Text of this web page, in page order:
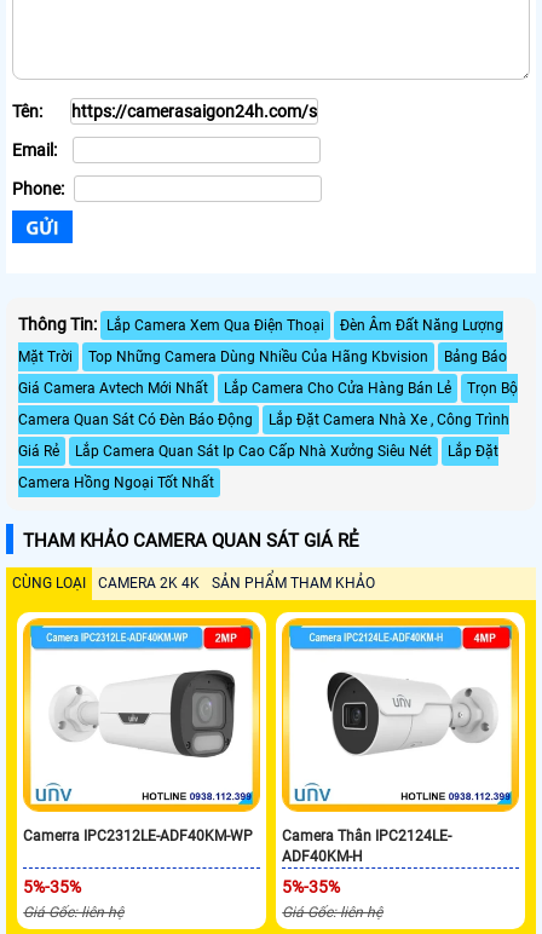
Tên:
Email:
Phone:
Thông Tin: Lắp Camera Xem Qua Điện Thoại
Đèn Âm Đất Năng Lượng
Mặt Trời
Top Những Camera Dùng Nhiều Của Hãng Kbvision
Bảng Báo
Giá Camera Avtech Mới Nhất
Lắp Camera Cho Cửa Hàng Bán Lẻ
Trọn Bộ
Camera Quan Sát Có Đèn Báo Động
Lắp Đặt Camera Nhà Xe , Công Trình
Giá Rẻ
Lắp Camera Quan Sát Ip Cao Cấp Nhà Xưởng Siêu Nét
Lắp Đặt
Camera Hồng Ngoại Tốt Nhất
THAM KHẢO CAMERA QUAN SÁT GIÁ RẺ
CÙNG LOẠI CAMERA 2K 4K SẢN PHẨM THAM KHẢO
Camerra IPC2312LE-ADF40KM-WP
5%-35%
Giá Gốc: liên hệ
Camera Thân IPC2124LE-
ADF40KM-H
5%-35%
Giá Gốc: liên hệ